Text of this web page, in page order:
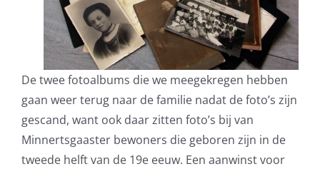
De twee fotoalbums die we meegekregen hebben
gaan weer terug naar de familie nadat de foto’s zijn
gescand, want ook daar zitten foto’s bij van
Minnertsgaaster bewoners die geboren zijn in de
tweede helft van de 19e eeuw. Een aanwinst voor